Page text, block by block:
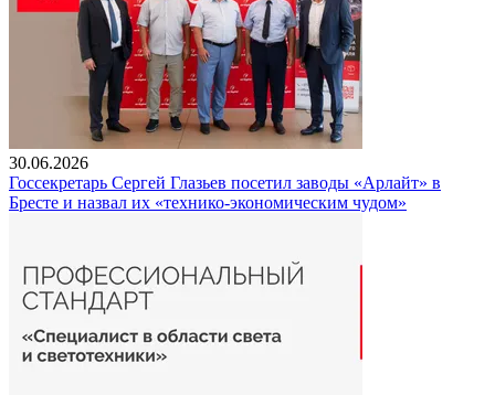
30.06.2026
Госсекретарь Сергей Глазьев посетил заводы «Арлайт» в
Бресте и назвал их «технико-экономическим чудом»